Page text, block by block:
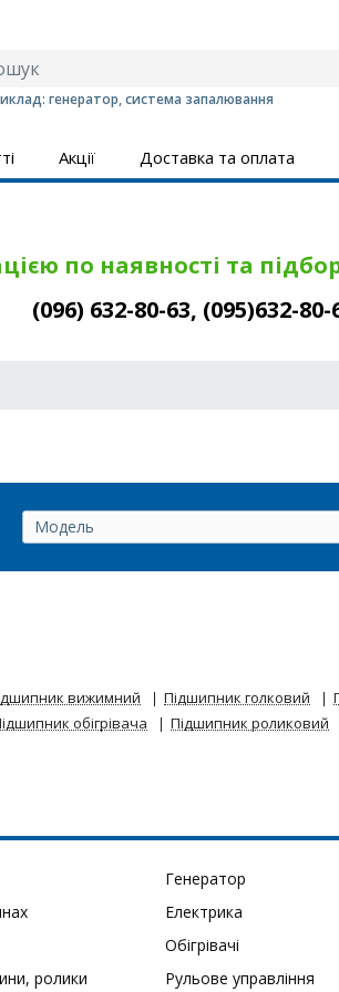
генератор, система запалювання
Акції Доставка та оплата
по наявності та
(096) 632-80-63, (095)632-
вижимний Підшипник голковий
обігрівача Підшипник роликовий
Генератор
Електрика
Обігрівачі
ролики
Рульове управління